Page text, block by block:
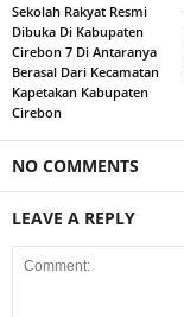
Sekolah Rakyat Resmi
Dibuka Di Kabupaten
Cirebon 7 Di Antaranya
Berasal Dari Kecamatan
Kapetakan Kabupaten
Cirebon
NO COMMENTS
LEAVE A REPLY